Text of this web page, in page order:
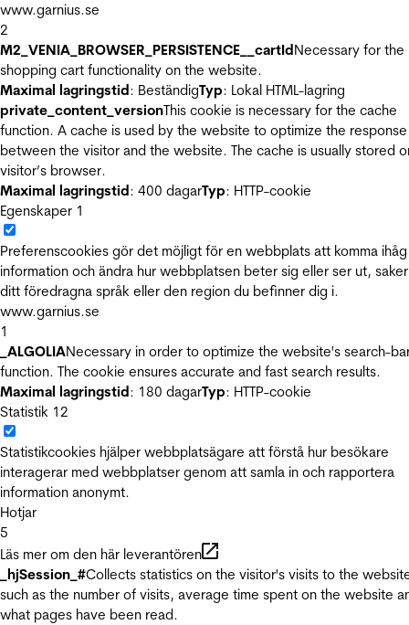
www.garnius.se
2
M2_VENIA_BROWSER_PERSISTENCE__cartIdNecessary for the
shopping cart functionality on the website.
Maximal lagringstid: BeständigTyp: Lokal HTML-lagring
private_content_versionThis cookie is necessary for the cache
function. A cache is used by the website to optimize the
between the visitor and the website. The cache is usually stored
visitor’s browser.
Maximal lagringstid: 400 dagarTyp: HTTP-cookie
Egenskaper 1
Preferenscookies gör det möjligt för en webbplats att komma ihåg
information och ändra hur webbplatsen beter sig eller ser ut,
ditt föredragna språk eller den region du befinner dig i.
www.garnius.se
1
_ALGOLIANecessary in order to optimize the website's search-
function. The cookie ensures accurate and fast search results.
Maximal lagringstid: 180 dagarTyp: HTTP-cookie
Statistik 12
Statistikcookies hjälper webbplatsägare att förstå hur besökare
interagerar med webbplatser genom att samla in och rapportera
information anonymt.
Hotjar
5
Läs mer om den här leverantören
_hjSession_#Collects statistics on the visitor's visits to the
such as the number of visits, average time spent on the website
what pages have been read.